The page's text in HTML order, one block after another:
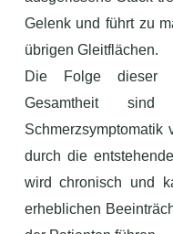
Gelenk und führt zu
übrigen Gleitflächen.
Die Folge dieser
Gesamtheit
Schmerzsymptomatik
durch die
wird chronisch und
erheblichen